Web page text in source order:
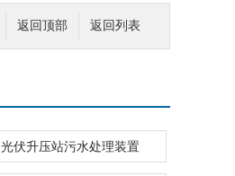
返回列表
返回顶部
光伏升压站污水处理装置